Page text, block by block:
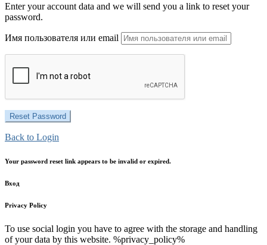
Enter your account data and we will send you a link to reset your
password.
Имя пользователя или email
Back to Login
Your password reset link appears to be invalid or expired.
Вход
Privacy Policy
To use social login you have to agree with the storage and handling
of your data by this website. %privacy_policy%